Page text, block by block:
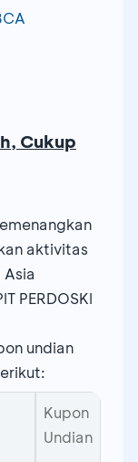
Cukup
aktivitas
PERDOSKI
undian
Kupon
Undian